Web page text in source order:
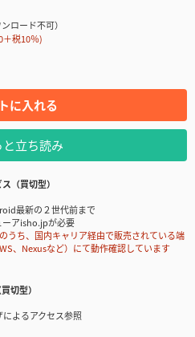
ロード不可）
＋税10％)
に入れる
立ち読み
（買切型）
最新の２世代前まで
アisho.jpが必要
ち、国内キャリア経由で販売されている端
、Nexusなど）にて動作確認しています
切型）
よるアクセス参照